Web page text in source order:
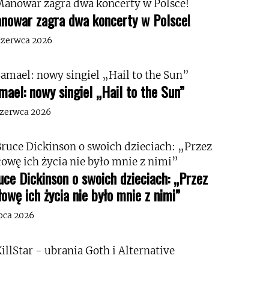
zagra dwa koncerty w Polsce!
2026
nowy singiel „Hail to the Sun”
2026
Dickinson o swoich dzieciach: „Przez
ich życia nie było mnie z nimi”
2026